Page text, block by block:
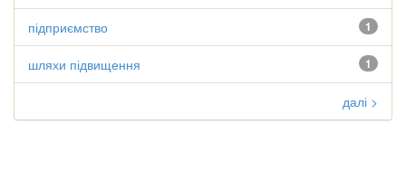
1
підприємство
1
шляхи підвищення
далі >